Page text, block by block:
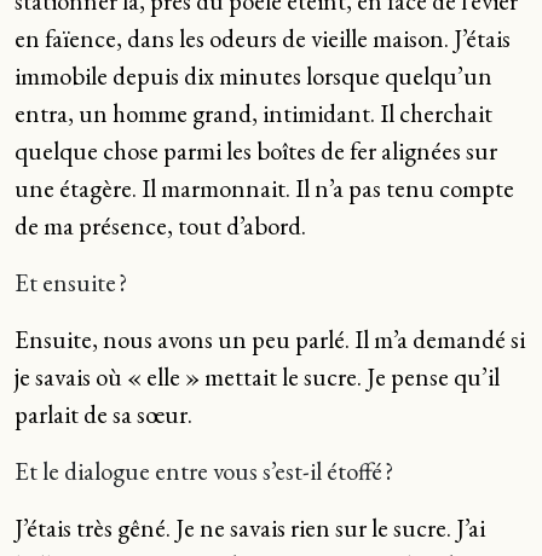
en faïence, dans les odeurs de vieille maison. J’étais
immobile depuis dix minutes lorsque quelqu’un
entra, un homme grand, intimidant. Il cherchait
quelque chose parmi les boîtes de fer alignées sur
une étagère. Il marmonnait. Il n’a pas tenu compte
de ma présence, tout d’abord.
Et ensuite ?
Ensuite, nous avons un peu parlé. Il m’a demandé si
je savais où « elle » mettait le sucre. Je pense qu’il
parlait de sa sœur.
Et le dialogue entre vous s’est-il étoffé ?
J’étais très gêné. Je ne savais rien sur le sucre. J’ai